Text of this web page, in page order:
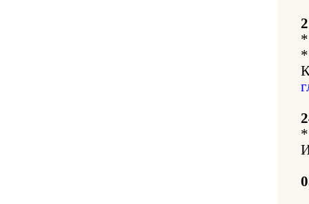
*
*